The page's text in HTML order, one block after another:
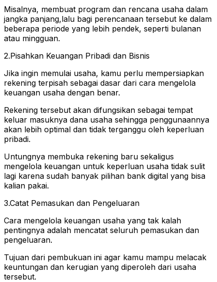
Misalnya, membuat program dan rencana usaha dalam
jangka panjang,lalu bagi perencanaan tersebut ke dalam
beberapa periode yang lebih pendek, seperti bulanan
atau mingguan.
2.Pisahkan Keuangan Pribadi dan Bisnis
Jika ingin memulai usaha, kamu perlu mempersiapkan
rekening terpisah sebagai dasar dari cara mengelola
keuangan usaha dengan benar.
Rekening tersebut akan difungsikan sebagai tempat
keluar masuknya dana usaha sehingga penggunaannya
akan lebih optimal dan tidak terganggu oleh keperluan
pribadi.
Untungnya membuka rekening baru sekaligus
mengelola keuangan untuk keperluan usaha tidak sulit
lagi karena sudah banyak pilihan bank digital yang bisa
kalian pakai.
3.Catat Pemasukan dan Pengeluaran
Cara mengelola keuangan usaha yang tak kalah
pentingnya adalah mencatat seluruh pemasukan dan
pengeluaran.
Tujuan dari pembukuan ini agar kamu mampu melacak
keuntungan dan kerugian yang diperoleh dari usaha
tersebut.